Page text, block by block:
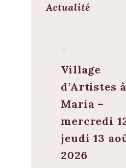
Actualité
Village
d’Artistes
Maria –
mercredi
jeudi 13
2026